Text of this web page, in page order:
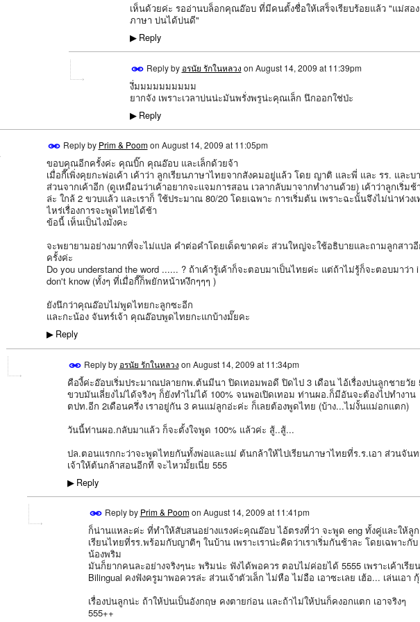
เห็นด้วยค่ะ รออ่านบล็อกคุณอ๊อบ ที่มีคนตั้งชื่อให้เสร็จเรียบร้อยแล้ว "แม่สอง
ภาษา บ่นได้บ่นดี"
▶Reply
Reply by อรนัย รักในหลวง on August 14, 2009 at 11:39pm
งึ่มมมมมมมมมม
ยากจัง เพราะเวลาบ่นน่ะมันพรั่งพรูน่ะคุณเล็ก นึกออกใช่ป่ะ
▶Reply
Reply by Prim & Poomon August 14, 2009 at 11:05pm
ขอบคุณอีกครั้งค่ะ คุณบิ๊ก คุณอ๊อบ และเล็กด้วยจ้า
เมื่อกี๊เพิ่งคุยกะพ่อเค้า เค้าว่า ลูกเรียนภาษาไทยจากสังคมอยู่แล้ว โดย ญาติ และพี่ และ รร. และบ
ส่วนจากเค้าอีก (ดูเหมือนว่าเค้าอยากจะแจมการสอน เวลากลับมาจากทำงานด้วย) เค้าว่าลูกเริ่มช้
ล่ะ ใกล้ 2 ขวบแล้ว และเราก็ ใช้ประมาณ 80/20 โดยเฉพาะ การเริ่มต้น เพราะฉะนั้นจึงไม่น่าห่วงเ
ไหร่เรื่องการจะพูดไทยได้ช้า
ข้อนี้ เห็นเป็นไงมั่งคะ
จะพยายามอย่างมากที่จะไม่แปล คำต่อคำโดยเด็ดขาดค่ะ ส่วนใหญ่จะใช้อธิบายและถามลูกสาว
ครั้งค่ะ
Do you understand the word ...... ? ถ้าเค้ารู้เค้าก็จะตอบมาเป็นไทยค่ะ แต่ถ้าไม่รู้ก็จะตอบมาว่า i
don't know (ทั้งๆ ที่เมื่อกี๊ก็พยักหน้าหงึกๆๆๆ )
ยังนึกว่าคุณอ๊อบไม่พูดไทยกะลูกซะอีก
และกะน้อง จันทร์เจ้า คุณอ๊อบพูดไทยกะแกบ้างมั๊ยคะ
▶Reply
Reply by อรนัย รักในหลวง on August 14, 2009 at 11:34pm
คืองี้ค่ะอ๊อบเริ่มประมาณปลายกพ.ต้นมีนา ปิดเทอมพอดี ปิดไป 3 เดือน ไอ้เรื่องบ่นลูกชายวัย
ขวบมันเลี่ยงไม่ได้จริงๆ ก็ยังทำไม่ได้ 100% จนพอเปิดเทอม ท่านผอ.ก็มีอันจะต้องไปทำงาน
ตปท.อีก 2เดือนครึ่ง เราอยู่กัน 3 คนแม่ลูกอ่ะค่ะ ก็เลยต้องพูดไทย (บ้าง...ไม่งั้นแม่อกแตก)
วันนี้ท่านผอ.กลับมาแล้ว ก็จะตั้งใจพูด 100% แล้วค่ะ สู้..สู้...
ปล.ตอนแรกกะว่าจะพูดไทยกันทั้งพ่อและแม่ ต้นกล้าให้ไปเรียนภาษาไทยที่ร.ร.เอา ส่วนจัน
เจ้าให้ต้นกล้าสอนอีกที จะไหวมั้ยเนี่ย 555
▶Reply
Reply by Prim & Poomon August 14, 2009 at 11:41pm
ก็น่านแหละค่ะ ที่ทำให้สับสนอย่างแรงค่ะคุณอ๊อบ ไอ้ตรงที่ว่า จะพูด eng ทั้งคู่และให้ลูก
เรียนไทยที่รร.พร้อมกับญาติๆ ในบ้าน เพราะเราน่ะคิดว่าเราเริ่มกันช้าละ โดยเฉพาะกับ
น้องพริม
มันก็ยากคนละอย่างจริงๆนะ พริมน่ะ ฟังได้พอควร ตอบไม่ค่อยได้ 5555 เพราะเค้าเรียน
Bilingual คงฟังครูมาพอควรล่ะ ส่วนเจ้าตัวเล็ก ไม่หือ ไม่อือ เอาซะเลย เฮ้อ... เล่นเอา
เรื่องบ่นลูกน่ะ ถ้าให้บ่นเป็นอังกฤษ คงตายก่อน และถ้าไม่ให้บ่นก็คงอกแตก เอาจริงๆ
555++